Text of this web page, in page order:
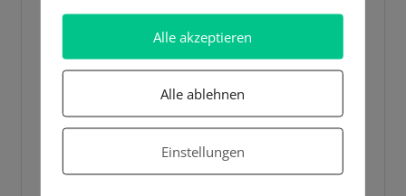
Alle akzeptieren
Alle ablehnen
Einstellungen